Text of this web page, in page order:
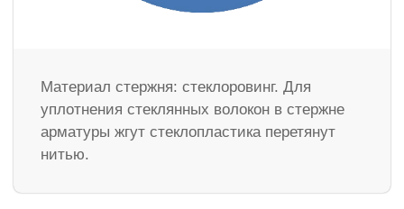
Материал стержня: стеклоровинг. Для
уплотнения стеклянных волокон в стержне
арматуры жгут стеклопластика перетянут
нитью.